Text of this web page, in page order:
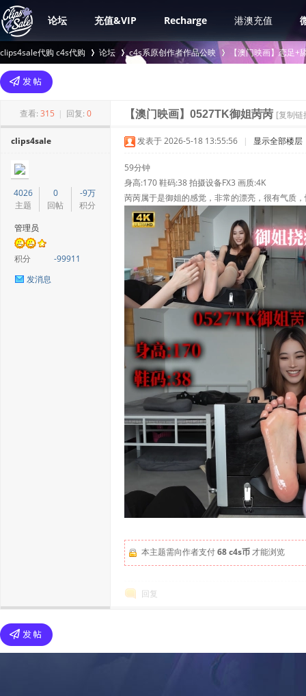
论坛 充值&VIP Recharge 港澳充值
clips4sale代购 c4s代购
>
论坛 c4s系原创作者作品公映
›
【澳门映画】恋足+
查看: 315 | 回复: 0 【澳门映画】0527TK御姐苪苪 [复制链
clips4sale
4026
主题
0
回帖
-9万
积分
管理员
积分
-99911
发消息
发表于 2026-5-18 13:55:56 | 显示全部楼层
59分钟
身高:170 鞋码:38 拍摄设备FX3 画质:4K
苪苪属于是御姐的感觉，非常的漂亮，很有气质
本主题需向作者支付68 c4s币才能浏览
回复